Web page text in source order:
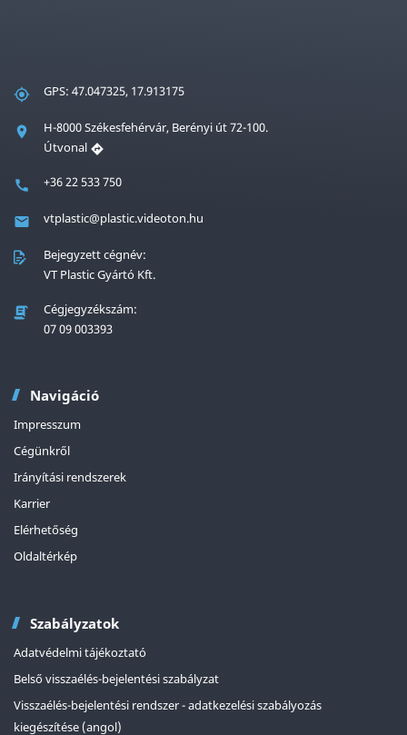
GPS: 47.047325, 17.913175
H-8000 Székesfehérvár, Berényi út 72-100.
Útvonal
+36 22 533 750
vtplastic@plastic.videoton.hu
Bejegyzett cégnév:
VT Plastic Gyártó Kft.
Cégjegyzékszám:
07 09 003393
Navigáció
Impresszum
Cégünkről
Irányítási rendszerek
Karrier
Elérhetőség
Oldaltérkép
Szabályzatok
Adatvédelmi tájékoztató
Belső visszaélés-bejelentési szabályzat
Visszaélés-bejelentési rendszer - adatkezelési szabályozás
kiegészítése (angol)